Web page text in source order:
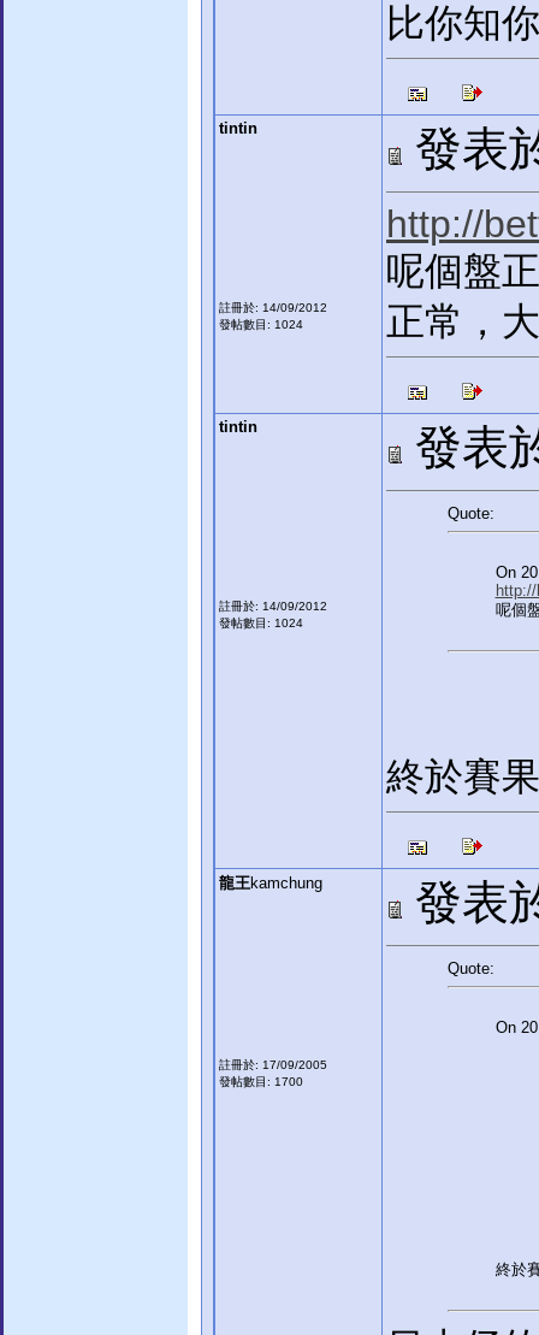
比你知
tintin
註冊於: 14/09/2012
發帖數目: 1024
發表
http://
呢個盤
正常，
tintin
註冊於: 14/09/2012
發帖數目: 1024
發表
Quote:
On
呢個
終於賽
龍王kamchung
註冊於: 17/09/2005
發帖數目: 1700
發表
Quote:
On
終於